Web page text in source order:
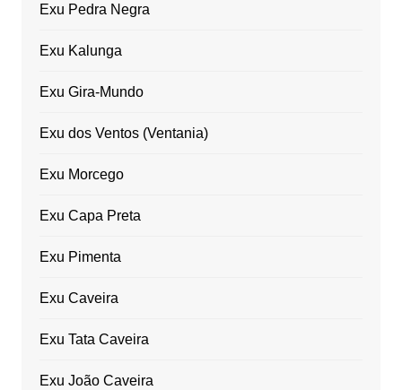
Exu Pedra Negra
Exu Kalunga
Exu Gira-Mundo
Exu dos Ventos (Ventania)
Exu Morcego
Exu Capa Preta
Exu Pimenta
Exu Caveira
Exu Tata Caveira
Exu João Caveira